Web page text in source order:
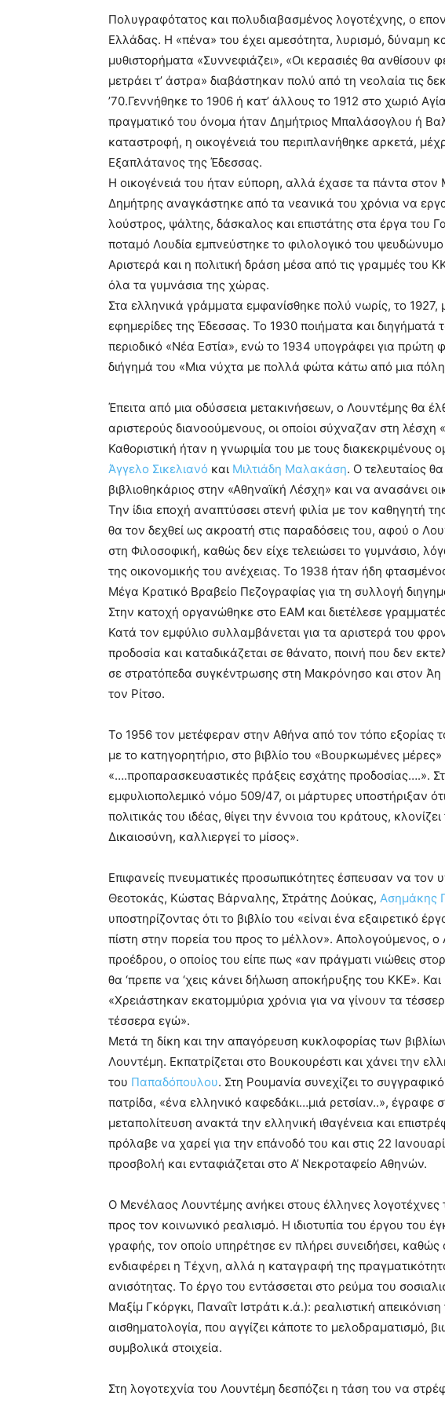
Πολυγραφότατος και πολυδιαβασμένος λογοτέχνης, ο
Ελλάδας. Η «πένα» του έχει αμεσότητα, λυρισμό, δύναμη
μυθιστορήματα «Συννεφιάζει», «Οι κερασιές θα ανθίσουν
μετράει τ’ άστρα» διαβάστηκαν πολύ από τη νεολαία τις
’70.Γεννήθηκε το 1906 ή κατ’ άλλους το 1912 στο χωριό
πραγματικό του όνομα ήταν Δημήτριος Μπαλάσογλου ή
καταστροφή, η οικογένειά του περιπλανήθηκε αρκετά,
Εξαπλάτανος της Έδεσσας.
Η οικογένειά του ήταν εύπορη, αλλά έχασε τα πάντα
Δημήτρης αναγκάστηκε από τα νεανικά του χρόνια να
λούστρος, ψάλτης, δάσκαλος και επιστάτης στα έργα του
ποταμό Λουδία εμπνεύστηκε το φιλολογικό του
Αριστερά και η πολιτική δράση μέσα από τις γραμμές του
όλα τα γυμνάσια της χώρας.
Στα ελληνικά γράμματα εμφανίσθηκε πολύ νωρίς, το 1927,
εφημερίδες της Έδεσσας. Το 1930 ποιήματα και διηγήματά
περιοδικό «Νέα Εστία», ενώ το 1934 υπογράφει για
διήγημά του «Μια νύχτα με πολλά φώτα κάτω από μια
Έπειτα από μια οδύσσεια μετακινήσεων, ο Λουντέμης θα
αριστερούς διανοούμενους, οι οποίοι σύχναζαν στη λέσχη
Καθοριστική ήταν η γνωριμία του με τους
Άγγελο Σικελιανό και Μιλτιάδη Μαλακάση. Ο τελευταίος
βιβλιοθηκάριος στην «Αθηναϊκή Λέσχη» και να ανασάνει
Την ίδια εποχή αναπτύσσει στενή φιλία με τον καθηγητή
θα τον δεχθεί ως ακροατή στις παραδόσεις του, αφού ο
στη Φιλοσοφική, καθώς δεν είχε τελειώσει το γυμνάσιο,
της οικονομικής του ανέχειας. Το 1938 ήταν ήδη
Μέγα Κρατικό Βραβείο Πεζογραφίας για τη συλλογή
Στην κατοχή οργανώθηκε στο ΕΑΜ και διετέλεσε
Κατά τον εμφύλιο συλλαμβάνεται για τα αριστερά του
προδοσία και καταδικάζεται σε θάνατο, ποινή που δεν
σε στρατόπεδα συγκέντρωσης στη Μακρόνησο και στον Άη
τον Ρίτσο.
Το 1956 τον μετέφεραν στην Αθήνα από τον τόπο εξορίας
με το κατηγορητήριο, στο βιβλίο του «Βουρκωμένες
«….προπαρασκευαστικές πράξεις εσχάτης προδοσίας….».
εμφυλιοπολεμικό νόμο 509/47, οι μάρτυρες υποστήριξαν
πολιτικάς του ιδέας, θίγει την έννοια του κράτους,
Δικαιοσύνη, καλλιεργεί το μίσος».
Επιφανείς πνευματικές προσωπικότητες έσπευσαν να τον
Θεοτοκάς, Κώστας Βάρναλης, Στράτης Δούκας, Ασημάκης
υποστηρίζοντας ότι το βιβλίο του «είναι ένα εξαιρετικό
πίστη στην πορεία του προς το μέλλον». Απολογούμενος,
προέδρου, ο οποίος του είπε πως «αν πράγματι νιώθεις
θα ‘πρεπε να ‘χεις κάνει δήλωση αποκήρυξης του ΚΚΕ».
«Χρειάστηκαν εκατομμύρια χρόνια για να γίνουν τα
τέσσερα εγώ».
Μετά τη δίκη και την απαγόρευση κυκλοφορίας των
Λουντέμη. Εκπατρίζεται στο Βουκουρέστι και χάνει την
του Παπαδόπουλου. Στη Ρουμανία συνεχίζει το
πατρίδα, «ένα ελληνικό καφεδάκι…μιά ρετσίαν..», έγραφε
μεταπολίτευση ανακτά την ελληνική ιθαγένεια και
πρόλαβε να χαρεί για την επάνοδό του και στις 22
προσβολή και ενταφιάζεται στο Α’ Νεκροταφείο Αθηνών.
Ο Μενέλαος Λουντέμης ανήκει στους έλληνες
προς τον κοινωνικό ρεαλισμό. Η ιδιοτυπία του έργου του
γραφής, τον οποίο υπηρέτησε εν πλήρει συνειδήσει, καθώς
ενδιαφέρει η Τέχνη, αλλά η καταγραφή της
ανισότητας. Το έργο του εντάσσεται στο ρεύμα του
Μαξίμ Γκόργκι, Παναΐτ Ιστράτι κ.ά.): ρεαλιστική
αισθηματολογία, που αγγίζει κάποτε το μελοδραματισμό,
συμβολικά στοιχεία.
Στη λογοτεχνία του Λουντέμη δεσπόζει η τάση του να